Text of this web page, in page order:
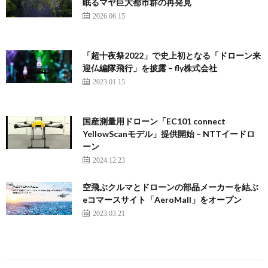
眠るマヤ巨大都市群の再発見
2026.06.15
「超十夜祭2022」で史上初となる「ドローン来
迎仏編隊飛行」を披露 – fly株式会社
2023.01.15
国産測量用ドローン「EC101 connect
YellowScanモデル」提供開始 – NTTイードロ
ーン
2024.12.23
空飛ぶクルマとドローンの部品メーカーを結ぶ
eコマースサイト「AeroMall」をオープン
2023.03.21